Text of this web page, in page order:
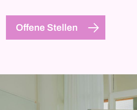
Offene Stellen